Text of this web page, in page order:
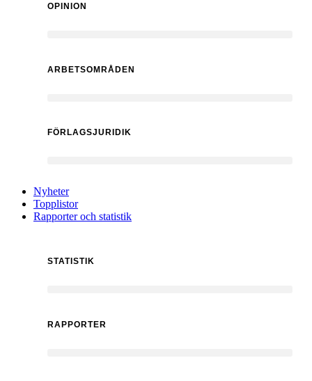
OPINION
ARBETSOMRÅDEN
FÖRLAGSJURIDIK
Nyheter
Topplistor
Rapporter och statistik
STATISTIK
RAPPORTER